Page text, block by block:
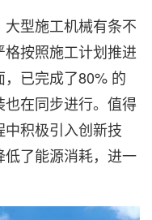
型施工机械有条不
按照施工计划推进
已完成了80% 的
在同步进行。值得
积极引入创新技
了能源消耗，进一